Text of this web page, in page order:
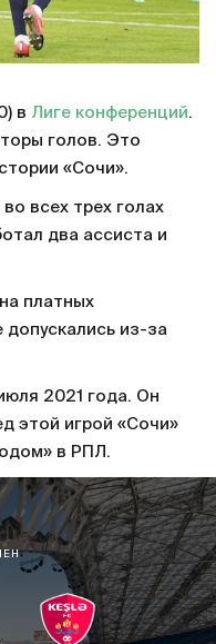
в Лиге конференций.
голов. Это
«Сочи».
во всех трех голах
два ассиста и
платных
из-за
2021 года. Он
этой игрой «Сочи»
в РПЛ.